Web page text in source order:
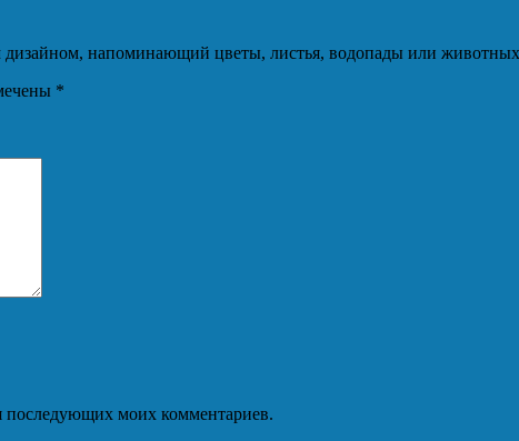
дизайном, напоминающий цветы, листья, водопады или
*
последующих моих комментариев.